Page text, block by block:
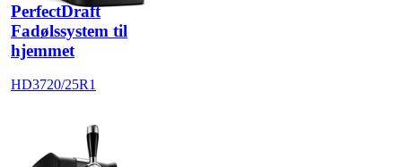
PerfectDraft
Fadølssystem til
hjemmet
HD3720/25R1